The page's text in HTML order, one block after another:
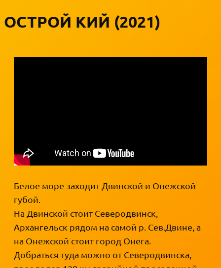
ОСТРОЙ КИЙ (2021)
Белое море заходит Двинской и Онежской
губой.
На Двинской стоит Северодвинск,
Архангельск рядом на самой р. Сев.Двине, а
на Онежской стоит город Онега.
Добраться туда можно от Северодвинска,